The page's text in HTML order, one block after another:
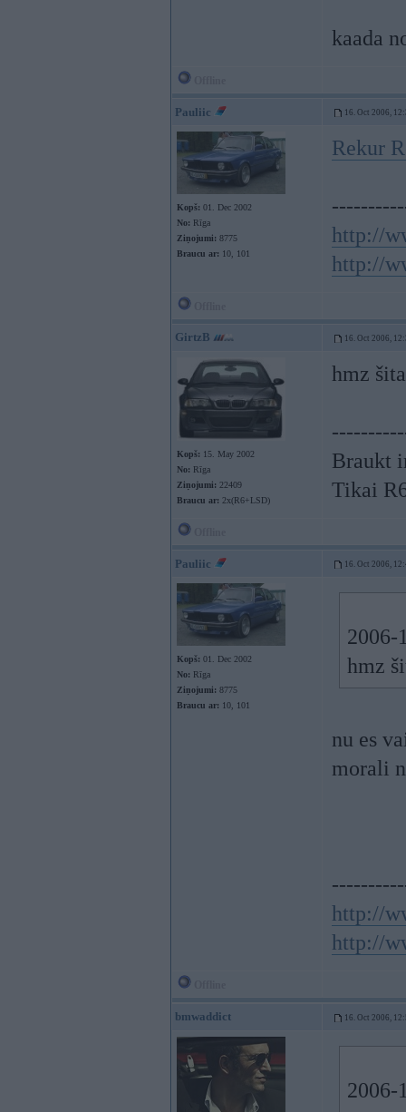
kaada
Pauliic 16. Oct 2006,
Kopš: 01. Dec 2002
No: Rīga
Ziņojumi: 8775
Braucu ar: 10, 101
Rekur
http://
http://
GirtzB 16. Oct 2006,
Kopš: 15. May 2002
No: Rīga
Ziņojumi: 22409
Braucu ar: 2x(R6+LSD)
hmz
Braukt
Tikai
Pauliic 16. Oct 2006,
Kopš: 01. Dec 2002
No: Rīga
Ziņojumi: 8775
Braucu ar: 10, 101
2006-
hmz
nu es
morali
http://
http://
bmwaddict 16. Oct 2006,
2006-